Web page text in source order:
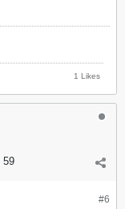
1 Likes
59
#6